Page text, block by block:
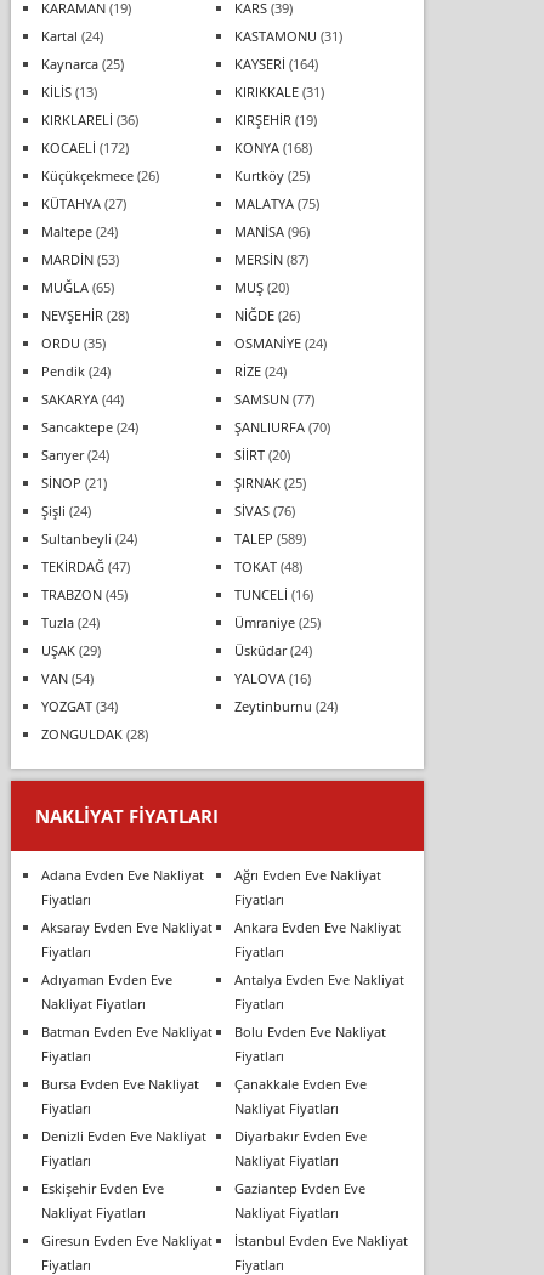
KARAMAN(19) KARS(39)
Kartal (24) KASTAMONU (31)
Kaynarca(25) KAYSERİ (164)
KİLİS(13) KIRIKKALE(31)
KIRKLARELİ (36) KIRŞEHİR (19)
KOCAELİ (172) KONYA(168)
Küçükçekmece(26) Kurtköy(25)
KÜTAHYA(27) MALATYA(75)
Maltepe(24) MANİSA(96)
MARDİN(53) MERSİN(87)
MUĞLA(65) MUŞ(20)
NEVŞEHİR (28) NİĞDE(26)
ORDU (35) OSMANİYE(24)
Pendik(24) RİZE(24)
SAKARYA(44) SAMSUN(77)
Sancaktepe(24) ŞANLIURFA(70)
Sarıyer(24) SİİRT(20)
SİNOP (21) ŞIRNAK(25)
Şişli (24) SİVAS(76)
Sultanbeyli (24) TALEP (589)
TEKİRDAĞ(47) TOKAT(48)
TRABZON(45) TUNCELİ (16)
Tuzla(24) Ümraniye(25)
UŞAK(29) Üsküdar(24)
VAN(54) YALOVA(16)
YOZGAT(34) Zeytinburnu (24)
ZONGULDAK(28)
NAKLIYAT FIYATLARI
Adana Evden Eve Nakliyat
Fiyatları
Ağrı Evden Eve Nakliyat
Fiyatları
Aksaray Evden Eve Nakliyat
Fiyatları
Ankara Evden Eve Nakliyat
Fiyatları
Adıyaman Evden Eve
Nakliyat Fiyatları
Antalya Evden Eve Nakliyat
Fiyatları
Batman Evden Eve Nakliyat
Fiyatları
Bolu Evden Eve Nakliyat
Fiyatları
Bursa Evden Eve Nakliyat
Fiyatları
Çanakkale Evden Eve
Nakliyat Fiyatları
Denizli Evden Eve Nakliyat
Fiyatları
Diyarbakır Evden Eve
Nakliyat Fiyatları
Eskişehir Evden Eve
Nakliyat Fiyatları
Gaziantep Evden Eve
Nakliyat Fiyatları
Giresun Evden Eve Nakliyat
Fiyatları
İstanbul Evden Eve Nakliyat
Fiyatları